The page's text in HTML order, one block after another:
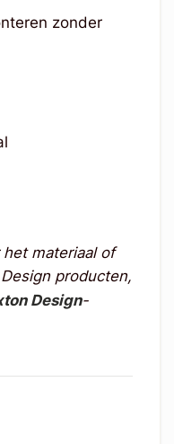
zonder
materiaal of
producten,
Design-